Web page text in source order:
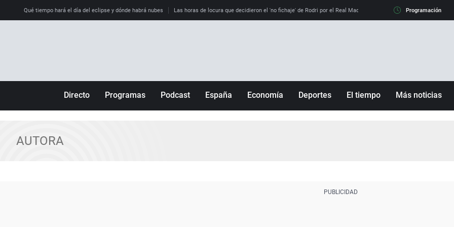
Qué tiempo hará el día del eclipse y dónde habrá nubes Las horas de locura que decidieron el 'no fichaje' de Rodri por el Real Madrid y su 'sí' al Barça La llamada
Programación
Directo Programas Podcast España Economía Deportes El tiempo Más noticias
AUTORA